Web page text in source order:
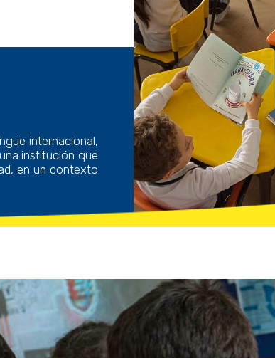
internacional,
institución que
en un contexto